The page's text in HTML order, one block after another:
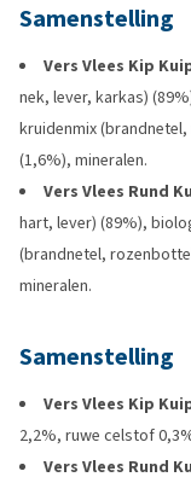
Samenstelling
Vers Vlees Kip
nek, lever, karkas)
kruidenmix
(1,6%), mineralen.
Vers Vlees Rund
hart, lever) (89%),
(brandnetel,
mineralen.
Samenstelling
Vers Vlees Kip
2,2%, ruwe celstof
Vers Vlees Rund